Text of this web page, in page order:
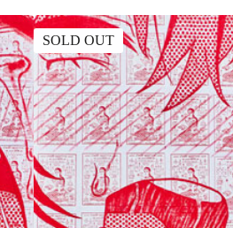
SOLD OUT